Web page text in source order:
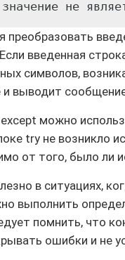
введенная
символов,
и выводит
можно
try не возникло
от того, было ли
в ситуациях,
выполнить
помнить, что
ошибки и не